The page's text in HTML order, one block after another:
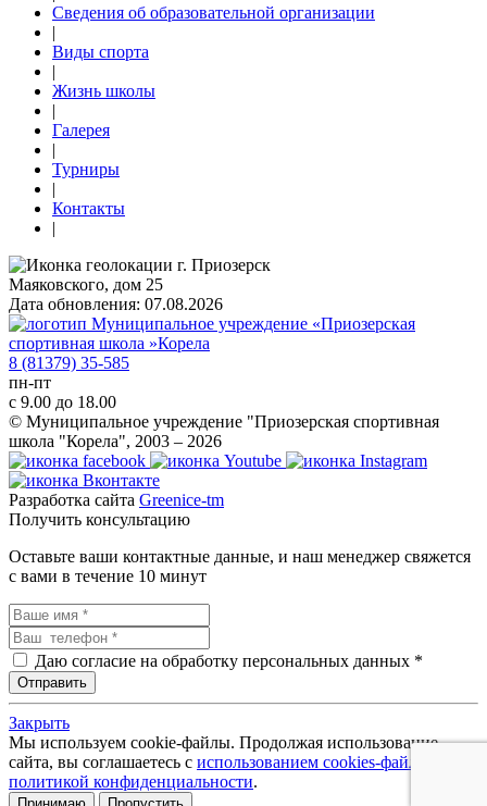
Сведения об образовательной организации
|
Виды спорта
|
Жизнь школы
|
Галерея
|
Турниры
|
Контакты
|
г. Приозерск
Маяковского, дом 25
Дата обновления: 07.08.2026
8 (81379) 35-585
пн-пт
с 9.00 до 18.00
© Муниципальное учреждение "Приозерская спортивная
школа "Корела", 2003 – 2026
Разработка сайта Greenice-tm
Получить консультацию
Оставьте ваши контактные данные, и наш менеджер свяжется
с вами в течение 10 минут
Даю согласие на обработку персональных данных *
Закрыть
Мы используем cookie-файлы. Продолжая использование
сайта, вы соглашаетесь с использованием cookies-файлов и
политикой конфиденциальности.